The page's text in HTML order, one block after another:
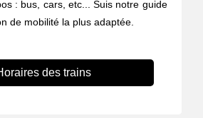
: bus, cars, etc... Suis notre guide
de mobilité la plus adaptée.
des trains